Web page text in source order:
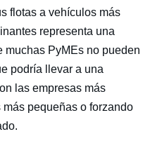
flotas a vehículos más
representa una
muchas PyMEs no pueden
podría llevar a una
las empresas más
pequeñas o forzando